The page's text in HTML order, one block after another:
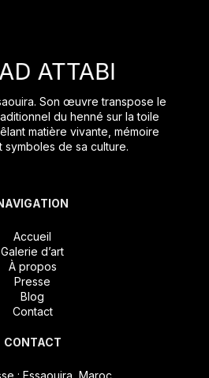
Son œuvre transpose le
du henné sur la toile
matière vivante, mémoire
symboles de sa culture.
Accueil
Galerie d’art
À propos
Presse
Blog
Contact
CONTACT
: Essaouira, Maroc